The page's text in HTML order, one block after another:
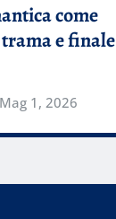
come
e finale
Mag 1, 2026